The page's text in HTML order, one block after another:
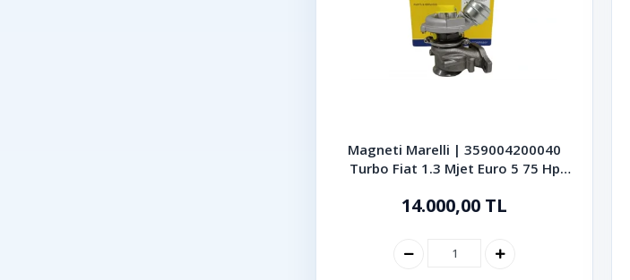
Magneti Marelli | 359004200040
Turbo Fiat 1.3 Mjet Euro 5 75 Hp
14.000,00 TL